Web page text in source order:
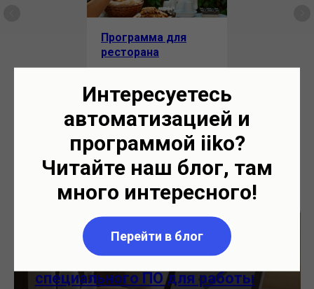
Программа для
ресторана
Вам может быть интересно:
iko ПИоТ с 28.12.2025
требуется установка
специального ПО для работы
Интересуетесь
автоматизацией и
программой iiko?
Читайте наш блог, там
много интересного!
Перейти в блог